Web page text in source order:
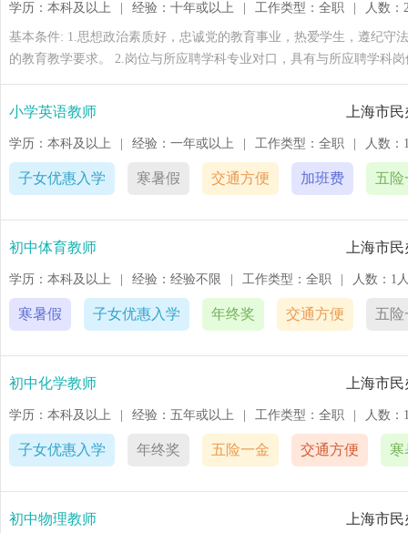
历，且特长突出者优先。 3.教师有一轮或以上高、初中循环教学经历
学历：本科及以上 经验：十年或以上 工作类型：全职 人数：
基本条件: 1.思想政治素质好，忠诚党的教育事业，热爱学生，遵纪守
的教育教学要求。 2.岗位与所应聘学科专业对口，具有与所应聘学科
上，应聘语文教师需要二级甲等以上，应聘英语教师需要专业八级。
消聘用资格。 在职教师 1.本科及以上学历，年龄55周岁以下。获得
历，且特长突出者优先。 3.教师有一轮或以上高、初中循环教学经历
小学英语教师 上海市
学历：本科及以上 经验：一年或以上 工作类型：全职 人数：
子女优惠入学 寒暑假 交通方便 加班费 五险
初中体育教师 上海市
学历：本科及以上 经验：经验不限 工作类型：全职 人数：1
寒暑假 子女优惠入学 年终奖 交通方便 五险
初中化学教师 上海市
学历：本科及以上 经验：五年或以上 工作类型：全职 人数：
子女优惠入学 年终奖 五险一金 交通方便 寒
初中物理教师 上海市